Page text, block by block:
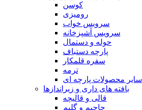
کوسن
رومیزی
سرویس خواب
سرویس آشپزخانه
حوله و دستمال
پارچه دستباف
سفره قلمکار
ترمه
سایر محصولات پارچه ای
بافته های داری و زیراندازها
قالی و قالیچه
جاجیم و گلیم